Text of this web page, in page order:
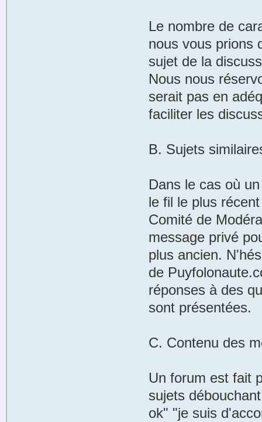
Le nombre de
nous vous prions
sujet de la
Nous nous
serait pas en
faciliter les
B. Sujets
Dans le cas où
le fil le plus
Comité de
message privé
plus ancien.
de
réponses à des
sont présentées.
C. Contenu des
Un forum est fait
sujets
ok" "je suis